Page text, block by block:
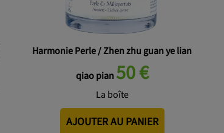
Harmonie Perle / Zhen zhu guan ye lian
qiao pian50 €
La boîte
AJOUTER AU PANIER